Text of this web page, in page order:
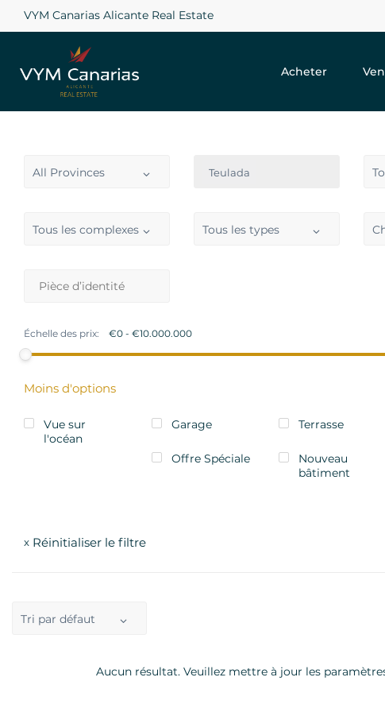
VYM Canarias Alicante Real Estate
Acheter
All Provinces Teulada
Tous les complexes Tous les types
Échelle des prix:
Moins d'options
Vue sur
l'océan
Garage Terrasse
Offre Spéciale
Nouveau
bâtiment
x Réinitialiser le filtre
Tri par défaut
Aucun résultat. Veuillez mettre à jour les